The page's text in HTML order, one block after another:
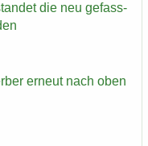
die neu ge­fass­
er­neut nach oben